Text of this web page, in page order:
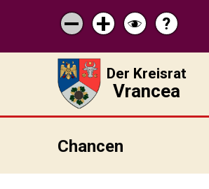
Micșorează
scrisul
Mărește
scrisul
Schimbă
contrastul
Pagina
de
ajutor
?
Der Kreisrat
Vrancea
Chancen